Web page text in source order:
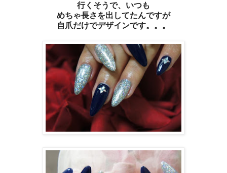
行くそうで、いつも
めちゃ長さを出してたんですが
自爪だけでデザインです。。。